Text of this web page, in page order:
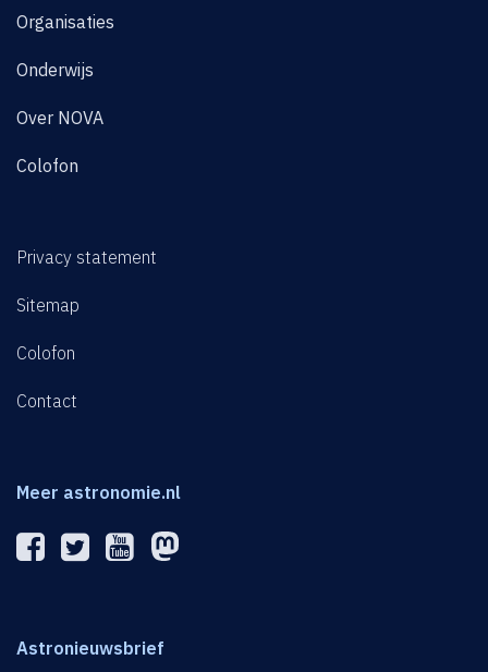
Organisaties
Onderwijs
Over NOVA
Colofon
Privacy statement
Sitemap
Colofon
Contact
Meer astronomie.nl
Astronieuwsbrief